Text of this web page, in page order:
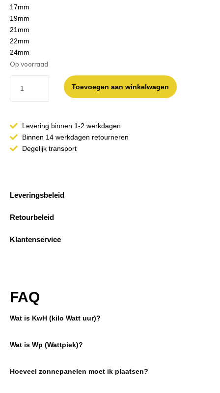
17mm
19mm
21mm
22mm
24mm
Op voorraad
Toevoegen aan winkelwagen
Levering binnen 1-2 werkdagen
Binnen 14 werkdagen retourneren
Degelijk transport
Leveringsbeleid
Retourbeleid
Klantenservice
FAQ
Wat is KwH (kilo Watt uur)?
Wat is Wp (Wattpiek)?
Hoeveel zonnepanelen moet ik plaatsen?